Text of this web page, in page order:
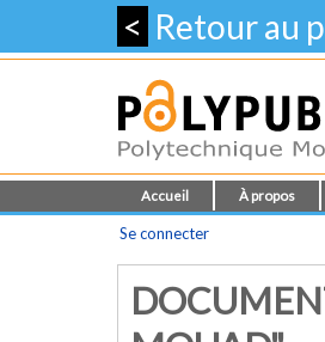
< Retour au
Accueil À propos
Se connecter